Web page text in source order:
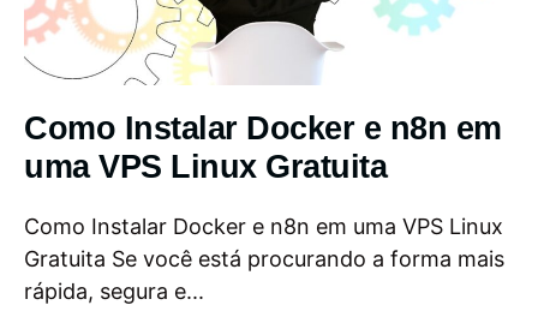
Como Instalar Docker e n8n em
uma VPS Linux Gratuita
Como Instalar Docker e n8n em uma VPS Linux
Gratuita Se você está procurando a forma mais
rápida, segura e...